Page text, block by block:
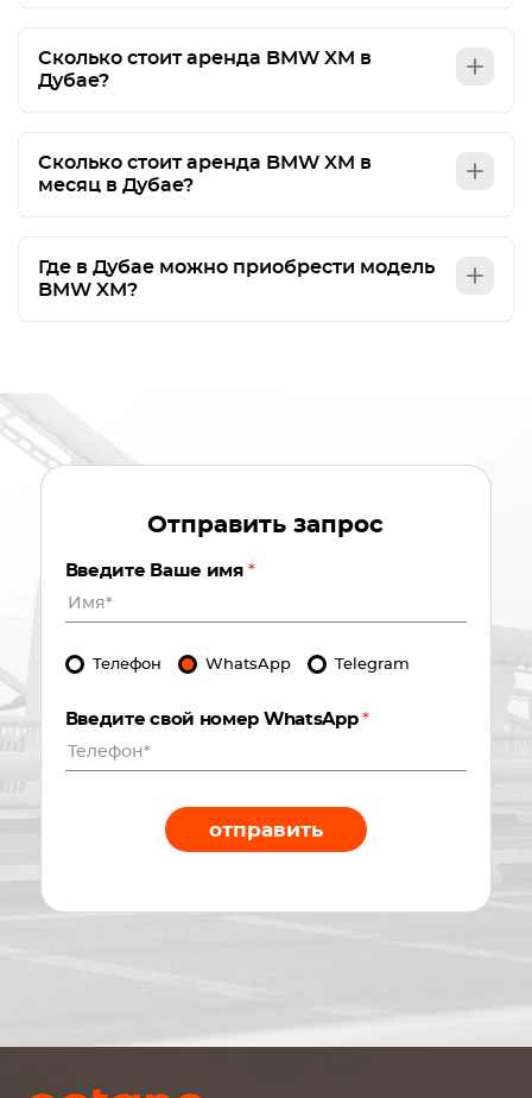
Сколько стоит аренда BMW XM в
Дубае?
Сколько стоит аренда BMW XM в
месяц в Дубае?
Где в Дубае можно приобрести модель
BMW XM?
Отправить запрос
Введите Ваше имя *
Телефон WhatsApp Telegram
Введите свой номер WhatsApp*
отправить